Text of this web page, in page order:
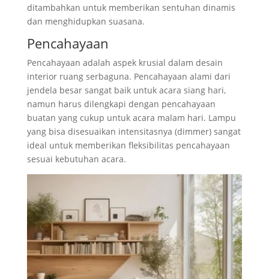
ditambahkan untuk memberikan sentuhan dinamis
dan menghidupkan suasana.
Pencahayaan
Pencahayaan adalah aspek krusial dalam desain
interior ruang serbaguna. Pencahayaan alami dari
jendela besar sangat baik untuk acara siang hari,
namun harus dilengkapi dengan pencahayaan
buatan yang cukup untuk acara malam hari. Lampu
yang bisa disesuaikan intensitasnya (dimmer) sangat
ideal untuk memberikan fleksibilitas pencahayaan
sesuai kebutuhan acara.